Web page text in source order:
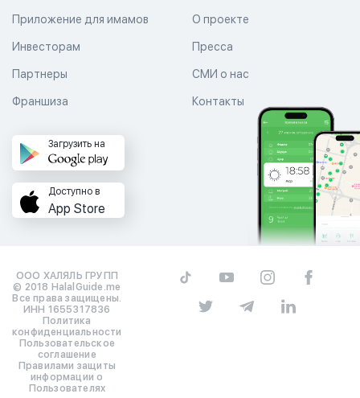
Приложение для имамов О проекте
Пресса
СМИ о нас
Контакты
Инвесторам
Партнеры
Франшиза
Загрузить на
Доступно в
App Store
ООО ХАЛЯЛЬ ГРУПП
© 2018 HalalGuide.me
Все права защищены.
ИНН 1655317836
Политика
конфиденциальности
Пользовательское
соглашение
Правилами защиты
информации о
Пользователях